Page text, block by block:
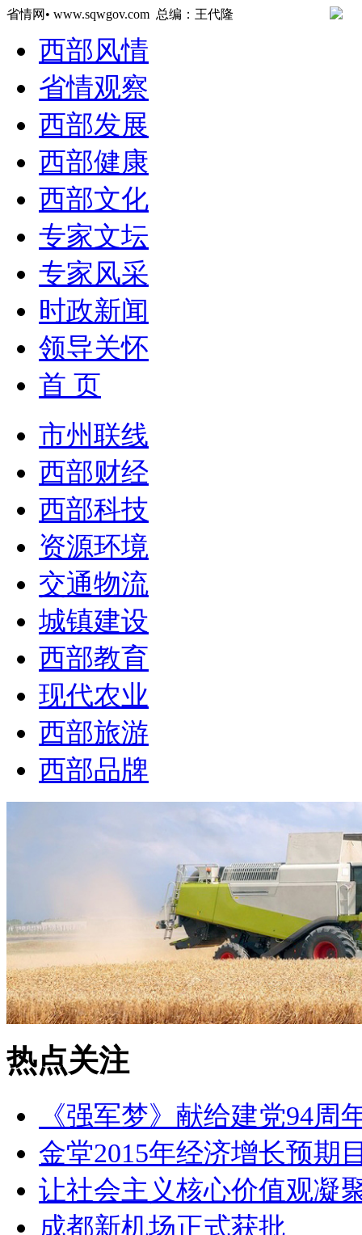
省情网• www.sqwgov.com 总编：王代隆
西部风情
省情观察
西部发展
西部健康
西部文化
专家文坛
专家风采
时政新闻
领导关怀
首 页
市州联线
西部财经
西部科技
资源环境
交通物流
城镇建设
西部教育
现代农业
西部旅游
西部品牌
热点关注
《强军梦》献给建党94周
金堂2015年经济增长预期
让社会主义核心价值观凝
成都新机场正式获批